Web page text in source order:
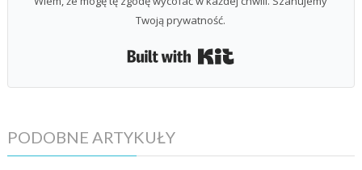
Twoją prywatność.
PODOBNE ARTYKUŁY